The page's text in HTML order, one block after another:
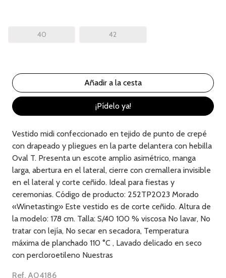
40 42
¡Pídelo ya!
Vestido midi confeccionado en tejido de punto de crepé
con drapeado y pliegues en la parte delantera con hebilla
Oval T. Presenta un escote amplio asimétrico, manga
larga, abertura en el lateral, cierre con cremallera invisible
en el lateral y corte ceñido. Ideal para fiestas y
ceremonias. Código de producto: 252TP2023 Morado
«Winetasting» Este vestido es de corte ceñido. Altura de
la modelo: 178 cm. Talla: S/40 100 % viscosa No lavar, No
tratar con lejía, No secar en secadora, Temperatura
máxima de planchado 110 °C , Lavado delicado en seco
con percloroetileno Nuestras
Ref. A04186